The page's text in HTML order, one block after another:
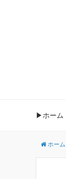
▶ホーム
ホーム